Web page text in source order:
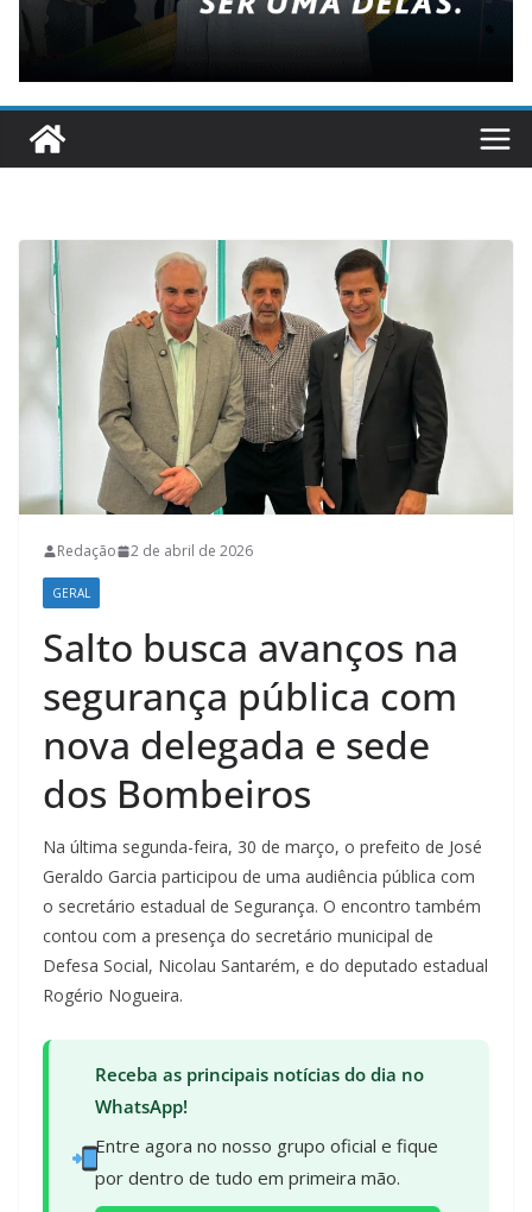
Redação 2 de abril de 2026
GERAL
Salto busca avanços na
segurança pública com
nova delegada e sede
dos Bombeiros
Na última segunda-feira, 30 de março, o prefeito de José
Geraldo Garcia participou de uma audiência pública com
o secretário estadual de Segurança. O encontro também
contou com a presença do secretário municipal de
Defesa Social, Nicolau Santarém, e do deputado estadual
Rogério Nogueira.
Receba as principais notícias do dia no
WhatsApp!
Entre agora no nosso grupo oficial e fique
por dentro de tudo em primeira mão.